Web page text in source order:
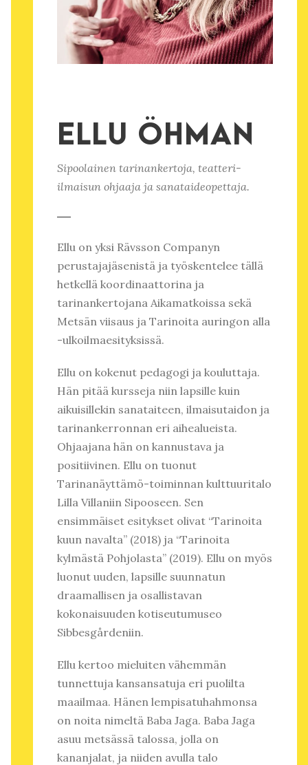
ELLU ÖHMAN
Sipoolainen tarinankertoja, teatteri-
ilmaisun ohjaaja ja sanataideopettaja.
Ellu on yksi Rävsson Companyn
perustajajäsenistä ja työskentelee tällä
hetkellä koordinaattorina ja
tarinankertojana Aikamatkoissa sekä
Metsän viisaus ja Tarinoita auringon alla
-ulkoilmaesityksissä.
Ellu on kokenut pedagogi ja kouluttaja.
Hän pitää kursseja niin lapsille kuin
aikuisillekin sanataiteen, ilmaisutaidon ja
tarinankerronnan eri aihealueista.
Ohjaajana hän on kannustava ja
positiivinen. Ellu on tuonut
Tarinanäyttämö-toiminnan kulttuuritalo
Lilla Villaniin Sipooseen. Sen
ensimmäiset esitykset olivat “Tarinoita
kuun navalta” (2018) ja “Tarinoita
kylmästä Pohjolasta” (2019). Ellu on myös
luonut uuden, lapsille suunnatun
draamallisen ja osallistavan
kokonaisuuden kotiseutumuseo
Sibbesgårdeniin.
Ellu kertoo mieluiten vähemmän
tunnettuja kansansatuja eri puolilta
maailmaa. Hänen lempisatuhahmonsa
on noita nimeltä Baba Jaga. Baba Jaga
asuu metsässä talossa, jolla on
kananjalat, ja niiden avulla talo